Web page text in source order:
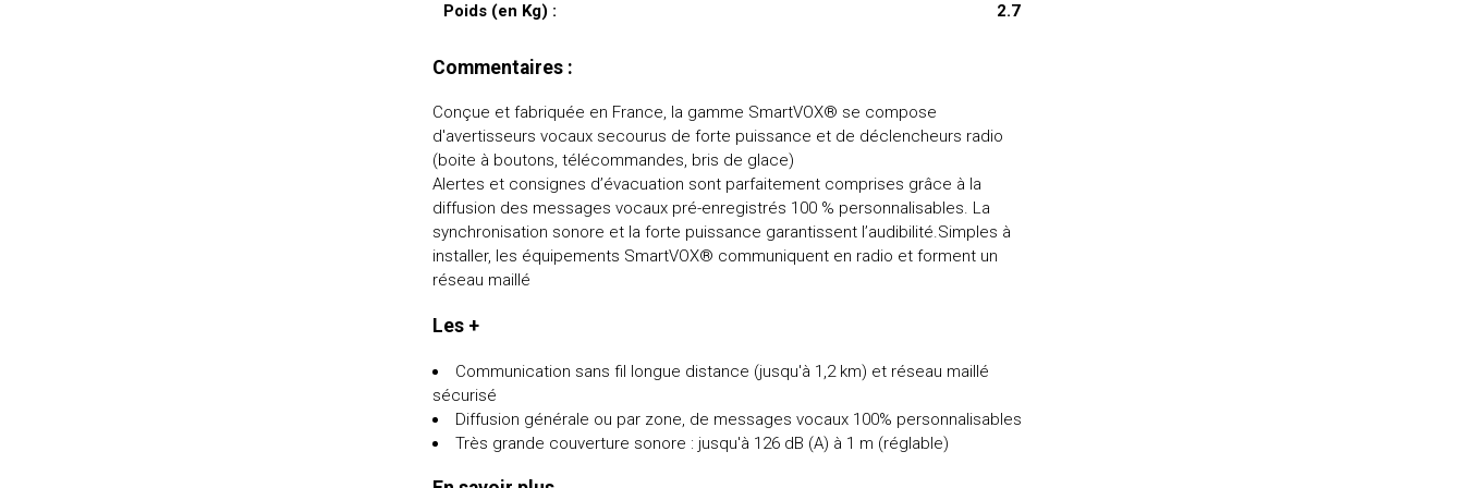
Poids (en Kg) : 2.7
Commentaires :
Conçue et fabriquée en France, la gamme SmartVOX® se compose
d'avertisseurs vocaux secourus de forte puissance et de déclencheurs radio
(boite à boutons, télécommandes, bris de glace)
Alertes et consignes d’évacuation sont parfaitement comprises grâce à la
diffusion des messages vocaux pré-enregistrés 100 % personnalisables. La
synchronisation sonore et la forte puissance garantissent l’audibilité.Simples à
installer, les équipements SmartVOX® communiquent en radio et forment un
réseau maillé
Les +
Communication sans fil longue distance (jusqu'à 1,2 km) et réseau maillé
sécurisé
Diffusion générale ou par zone, de messages vocaux 100% personnalisables
Très grande couverture sonore : jusqu'à 126 dB (A) à 1 m (réglable)